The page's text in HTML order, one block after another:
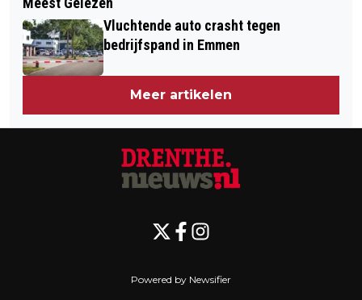
VRACHTWAGEN MET KLAPBAND
EXTRA STEUN VOOR DRENTSE
VRIJWILLIGERSORGANISATIES
Vluchtende auto crasht tegen
bedrijfspand in Emmen
Meer artikelen
Powered by Newsifier